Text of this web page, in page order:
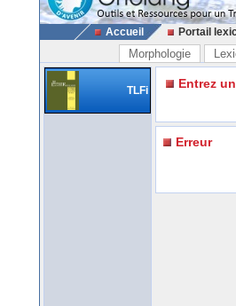
Accueil Portail
Morphologie
TLFi Entrez
Erreur